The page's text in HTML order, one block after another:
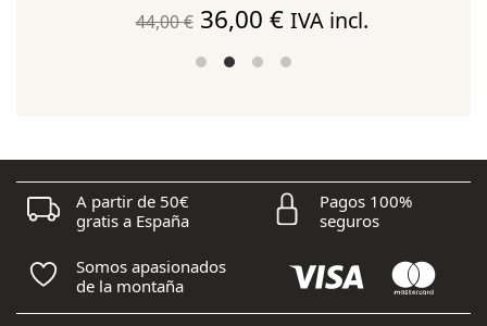
44,00€ El
precio
44,00 €.
36,00 €El
precio
36,00 €.
IVA incl.
A partir de 50€
gratis a España
Pagos 100%
seguros
Somos apasionados
de la montaña